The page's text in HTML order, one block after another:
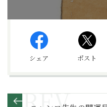
シェア ポスト